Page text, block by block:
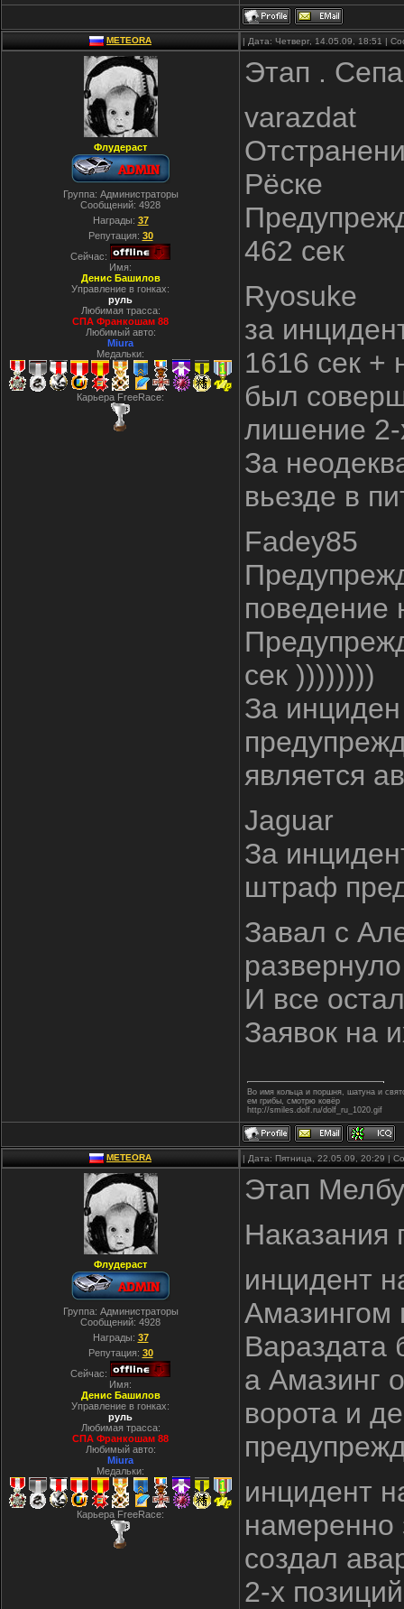
METEORA | Дата: Четверг, 14.05.09, 18:51 |
Флудераст
Группа: Администраторы
Сообщений: 4928
Награды: 37
Репутация: 30
Сейчас:
Имя:
Денис Башилов
Управление в гонках:
руль
Любимая трасса:
СПА Франкошам 88
Любимый авто:
Miura
Медальки:
Карьера FreeRace:
Этап .
varazdat
Рёске
462 сек
Ryosuke
за
1616 сек +
был
лишение 2-
За
вьезде в
Fadey85
поведение
сек ))))))))
За инциден
является
Jaguar
За
штраф
Завал с
И все
Заявок на
Во имя кольца и поршня, шатуна и
ем грибы, смотрю ковёр
http://smiles.dolf.ru/dolf_ru_1020.gif
METEORA | Дата: Пятница, 22.05.09, 20:29 |
Флудераст
Группа: Администраторы
Сообщений: 4928
Награды: 37
Репутация: 30
Сейчас:
Имя:
Денис Башилов
Управление в гонках:
руль
Любимая трасса:
СПА Франкошам 88
Любимый авто:
Miura
Медальки:
Карьера FreeRace:
Этап
Наказания
инцидент
Амазингом
Вараздата
а Амазинг
ворота и
инцидент
намеренно
создал
2-х